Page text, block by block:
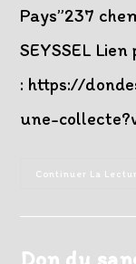
Pays”237
SEYSSEL
: https://
une-
Continuer La